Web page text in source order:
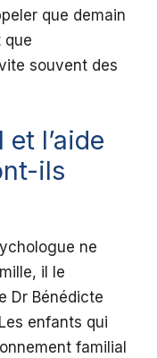
que demain
que
souvent des
l’aide
ils
ne
il le
Dr Bénédicte
enfants qui
familial